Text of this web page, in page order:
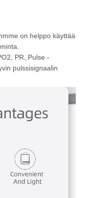
on helppo käyttää
PR, Pulse -
pulssisignaalin